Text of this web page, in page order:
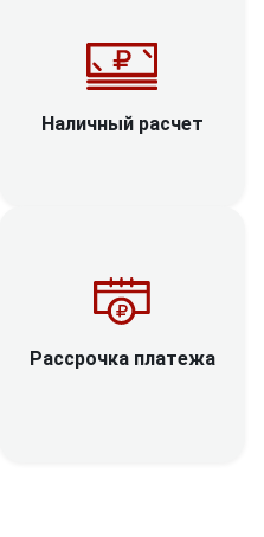
Наличный расчет
Рассрочка платежа